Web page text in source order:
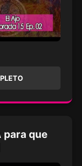
para que